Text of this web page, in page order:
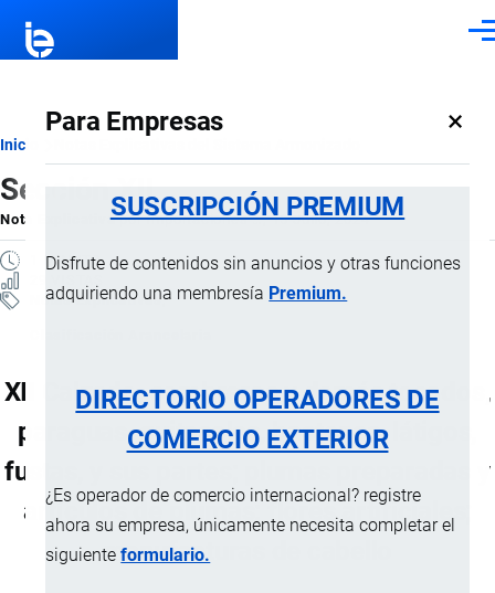
Para Empresas ×
SUSCRIPCIÓN PREMIUM
Disfrute de contenidos sin anuncios y otras funciones
adquiriendo una membresía Premium.
DIRECTORIO OPERADORES DE
COMERCIO EXTERIOR
¿Es operador de comercio internacional? registre
ahora su empresa, únicamente necesita completar el
siguienteformulario.
Ruta
de
navegación
Inicio
Sección XII
Nota ExplicativaporImportaciones …, 15 Julio, 2024
1 MINUTO
Notas Explicativas
XII Calzado, sombreros y demás tocados,
paraguas, quitasoles, bastones, látigos,
fustas, y sus partes; plumas preparadas y
artículos de plumas; flores artificiales;
manufacturas de cabello